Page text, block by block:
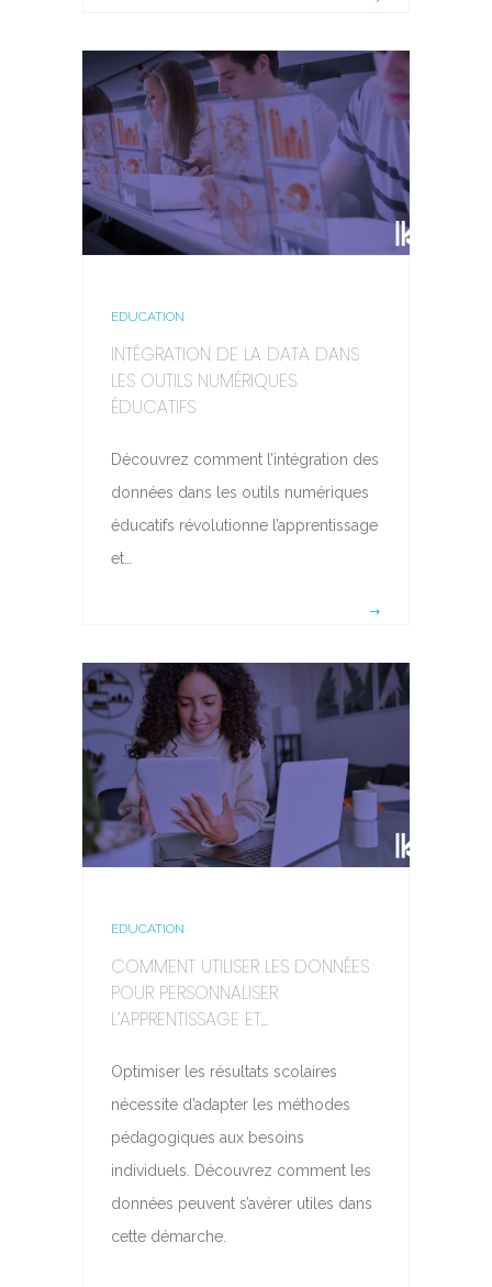
EDUCATION
INTÉGRATION DE LA DATA DANS
LES OUTILS NUMÉRIQUES
ÉDUCATIFS
Découvrez comment l’intégration des
données dans les outils numériques
éducatifs révolutionne l’apprentissage
et…
EDUCATION
COMMENT UTILISER LES DONNÉES
POUR PERSONNALISER
L’APPRENTISSAGE ET...
Optimiser les résultats scolaires
nécessite d’adapter les méthodes
pédagogiques aux besoins
individuels. Découvrez comment les
données peuvent s’avérer utiles dans
cette démarche.